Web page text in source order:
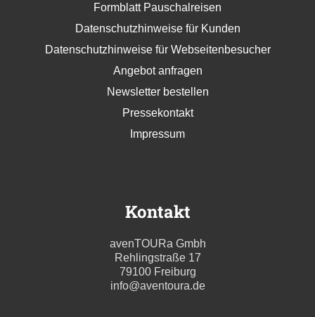
Formblatt Pauschalreisen
Datenschutzhinweise für Kunden
Datenschutzhinweise für Webseitenbesucher
Angebot anfragen
Newsletter bestellen
Pressekontakt
Impressum
Kontakt
avenTOURa Gmbh
Rehlingstraße 17
79100 Freiburg
info@aventoura.de